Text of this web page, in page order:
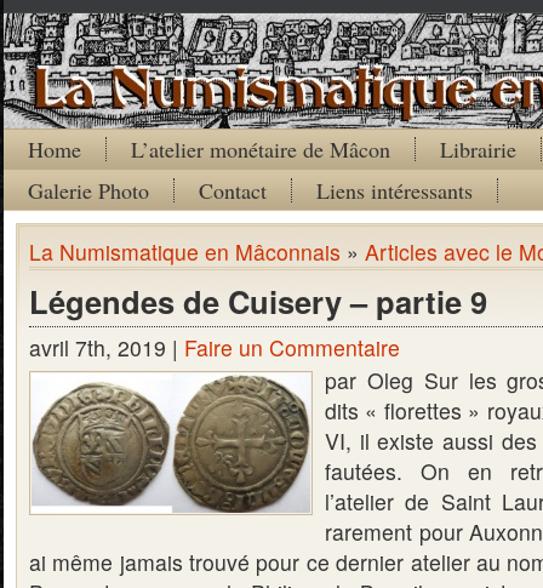
Home L’atelier monétaire de Mâcon
Librairie
Galerie Photo
Contact Liens intéressants
La Numismatique en Mâconnais » Articles avec le
Légendes de Cuisery – partie 9
avril 7th, 2019 | Faire un Commentaire
par Oleg Sur les
dits « florettes »
VI, il existe aussi
fautées. On en
l’atelier de Saint
rarement pour
ai même jamais trouvé pour ce dernier atelier au